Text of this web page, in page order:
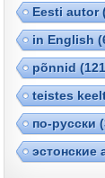
Eesti autor
in English
põnnid
teistes
по-русски
эстонские